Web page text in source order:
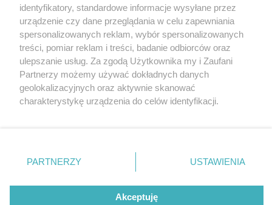
8 / 9
Dzień Otwarty w Kolejach
Śląskich za nami!
Nie zapomnij
zapoznać się z:
polityką prywatności regulamin korzystania z portali
Twojemiasto
Piekary Śląskie
Chorzów
Tarnowskie Góry
Gliwice
Skontakuj sięz nami
Kontakt
Wydawca
Redakcja
identyfikatory, standardowe informacje wysyłane przez
urządzenie czy dane przeglądania w celu zapewniania
spersonalizowanych reklam, wybór spersonalizowanych
treści, pomiar reklam i treści, badanie odbiorców oraz
ulepszanie usług. Za zgodą Użytkownika my i Zaufani
Partnerzy możemy używać dokładnych danych
geolokalizacyjnych oraz aktywnie skanować
charakterystykę urządzenia do celów identyfikacji.
zmienić/wycofać klikając przycisk ustawień prywatności
znajdujący się w lewym dolnym rogu strony
rodzaje przetwarzania danych nie wymagają zgody
użytkownika, ale masz prawo sprzeciwić się takiemu
PARTNERZY USTAWIENIA
Akceptuję